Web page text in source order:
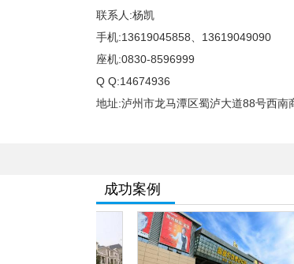
联系人:杨凯
手机:13619045858、13619049090
座机:0830-8596999
Q Q:14674936
地址:泸州市龙马潭区蜀泸大道88号西
成功案例